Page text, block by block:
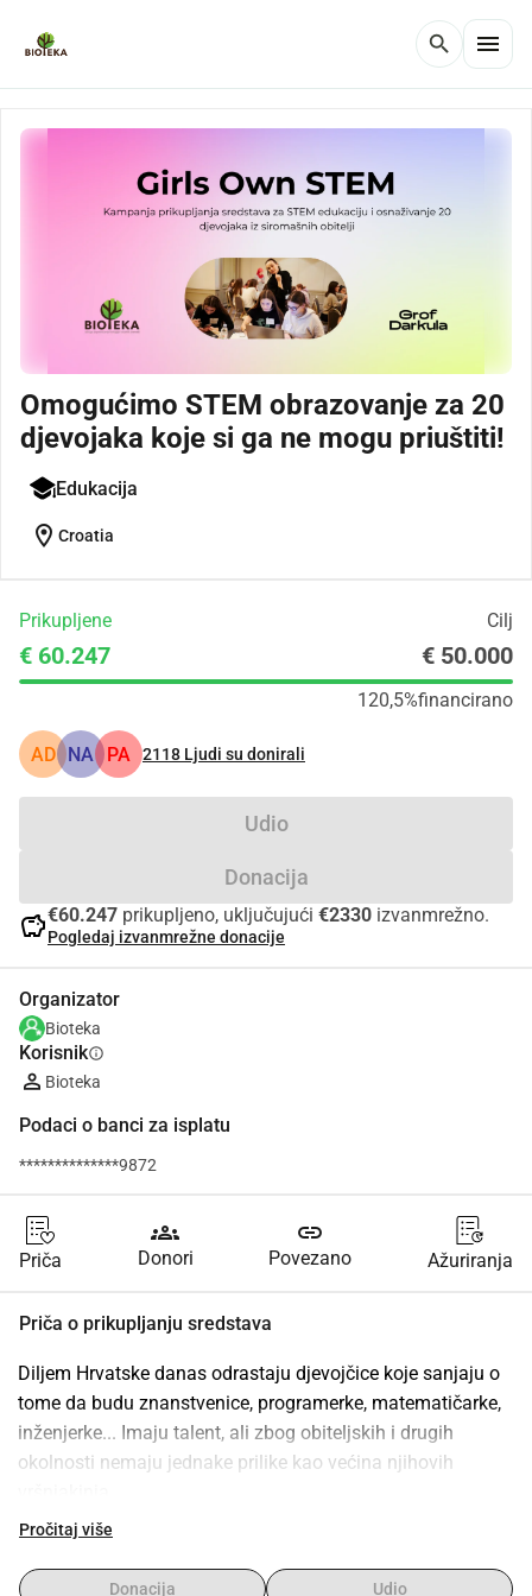
search menu
Omogućimo STEM obrazovanje za 20
djevojaka koje si ga ne mogu priuštiti!
Edukacija
location_on Croatia
Prikupljene Cilj
€ 60.247 € 50.000
120,5%financirano
AD NA PA 2118 Ljudi su donirali
Udio
Donacija
savings€60.247 prikupljeno, uključujući €2330 izvanmrežno.
Pogledaj izvanmrežne donacije
Organizator
Bioteka
Korisnikinfo
Bioteka
Podaci o banci za isplatu
**************9872
Priča
groups
Donori
link
Povezano Ažuriranja
Priča o prikupljanju sredstava
Diljem Hrvatske danas odrastaju djevojčice koje sanjaju o
tome da budu znanstvenice, programerke, matematičarke,
inženjerke... Imaju talent, ali zbog obiteljskih i drugih
okolnosti nemaju jednake prilike kao većina njihovih
Smatramo da svako dijete u Hrvatskoj, bez obzira gdje živi,
omogućiti da 20 talentiranih djevojaka iz obitelji slabijeg
Pročitaj više
Donacija Udio